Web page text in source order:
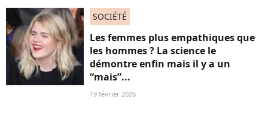
SOCIÉTÉ
Les femmes plus empathiques que
les hommes ? La science le
démontre enfin mais il y a un
“mais”...
19 février 2026